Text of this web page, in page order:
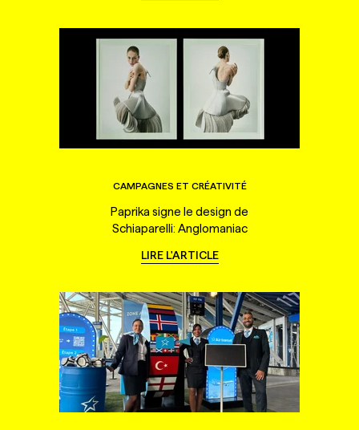
CAMPAGNES ET CRÉATIVITÉ
Paprika signe le design de
Schiaparelli: Anglomaniac
LIRE L'ARTICLE